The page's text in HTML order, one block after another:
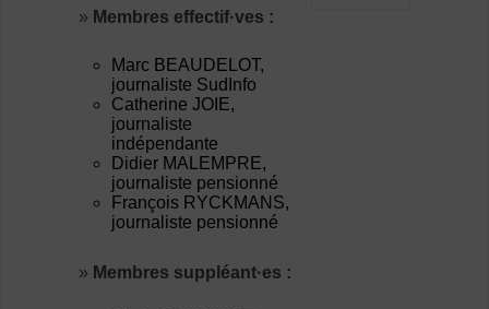
» Membres effectif·ves :
Marc BEAUDELOT,
journaliste SudInfo
Catherine JOIE,
journaliste
indépendante
Didier MALEMPRE,
journaliste pensionné
François RYCKMANS,
journaliste pensionné
» Membres suppléant·es :